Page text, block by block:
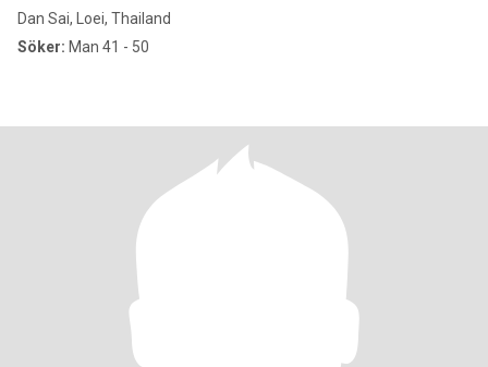
Dan Sai, Loei, Thailand
Söker: Man 41 - 50